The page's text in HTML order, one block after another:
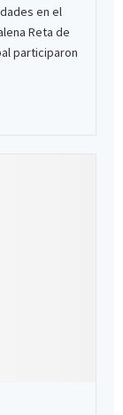
en el
Reta de
participaron